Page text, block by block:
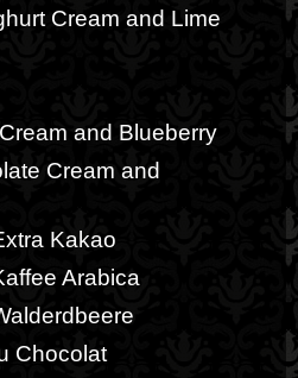
Cream and Lime
and Blueberry
Cream and
Kakao
Arabica
Chocolat